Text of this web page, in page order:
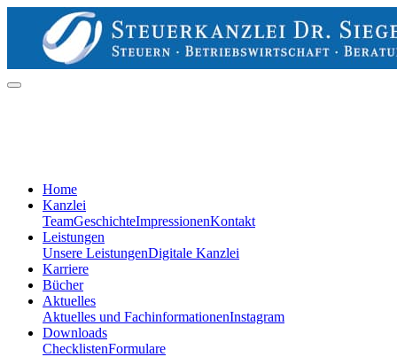
Home
Kanzlei
TeamGeschichteImpressionenKontakt
Leistungen
Unsere LeistungenDigitale Kanzlei
Karriere
Bücher
Aktuelles
Aktuelles und FachinformationenInstagram
Downloads
ChecklistenFormulare